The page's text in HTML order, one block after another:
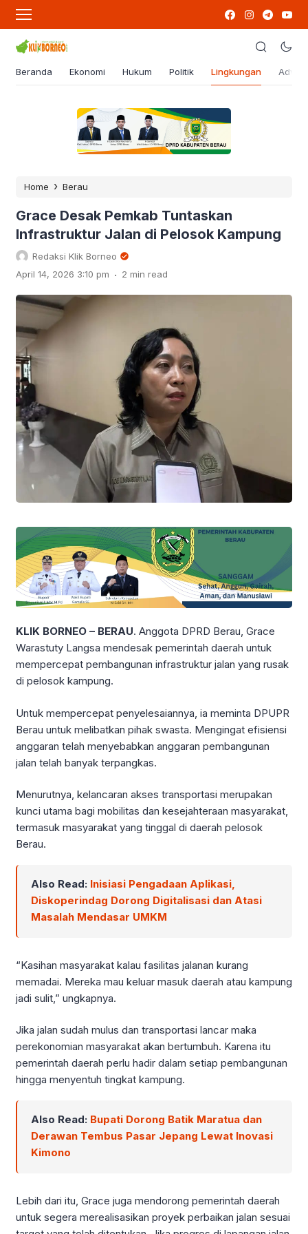
Beranda Ekonomi Hukum Politik Lingkungan
Home › Berau
Grace Desak Pemkab Tuntaskan
Infrastruktur Jalan di Pelosok Kampung
Redaksi Klik Borneo
April 14, 2026 3:10 pm . 2 min read
KLIK BORNEO – BERAU. Anggota DPRD Berau, Grace
Warastuty Langsa mendesak pemerintah daerah untuk
mempercepat pembangunan infrastruktur jalan yang rusak
di pelosok kampung.
Untuk mempercepat penyelesaiannya, ia meminta DPUPR
Berau untuk melibatkan pihak swasta. Mengingat efisiensi
anggaran telah menyebabkan anggaran pembangunan
jalan telah banyak terpangkas.
Menurutnya, kelancaran akses transportasi merupakan
kunci utama bagi mobilitas dan kesejahteraan masyarakat,
termasuk masyarakat yang tinggal di daerah pelosok
Berau.
Also Read: Inisiasi Pengadaan Aplikasi,
Diskoperindag Dorong Digitalisasi dan Atasi
Masalah Mendasar UMKM
“Kasihan masyarakat kalau fasilitas jalanan kurang
memadai. Mereka mau keluar masuk daerah atau kampung
jadi sulit,” ungkapnya.
Jika jalan sudah mulus dan transportasi lancar maka
perekonomian masyarakat akan bertumbuh. Karena itu
pemerintah daerah perlu hadir dalam setiap pembangunan
hingga menyentuh tingkat kampung.
Also Read: Bupati Dorong Batik Maratua dan
Derawan Tembus Pasar Jepang Lewat Inovasi
Kimono
Lebih dari itu, Grace juga mendorong pemerintah daerah
untuk segera merealisasikan proyek perbaikan jalan sesuai